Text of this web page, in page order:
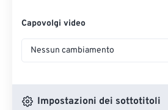
Capovolgi video
Nessun cambiamento
Impostazioni dei sottotitoli